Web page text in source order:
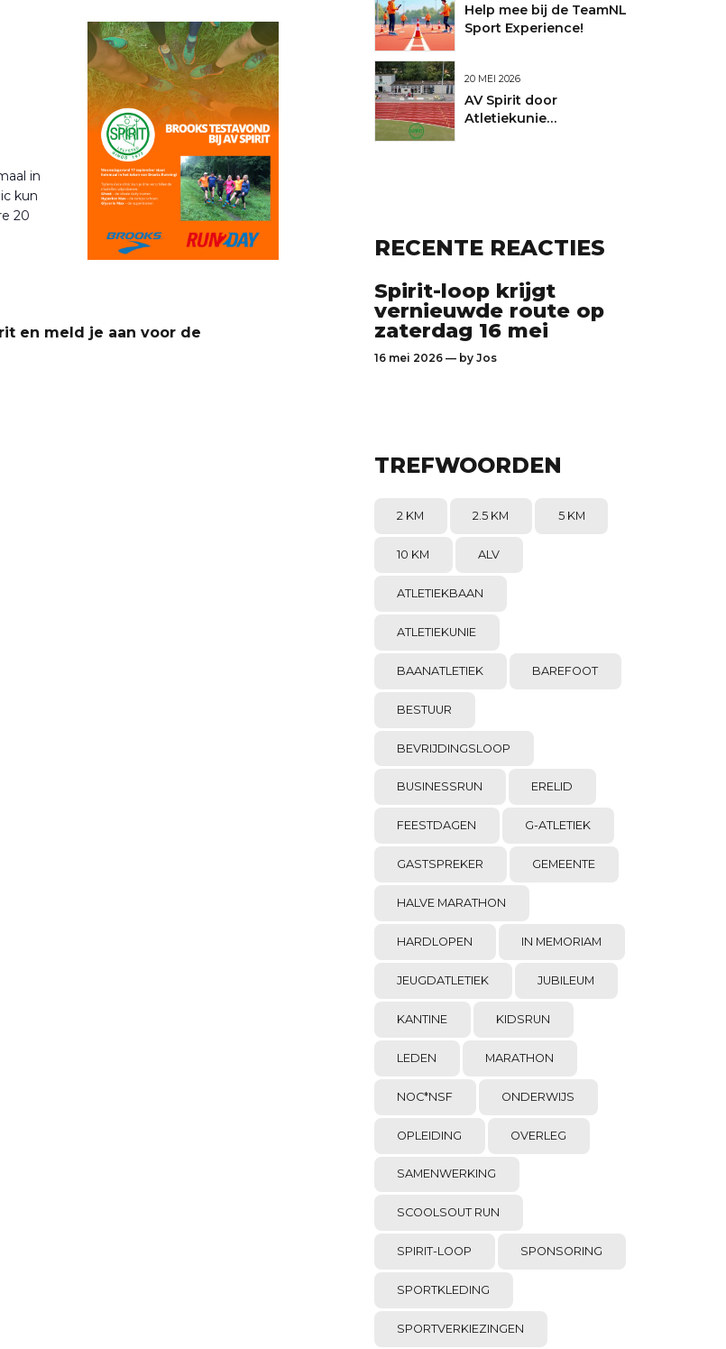
in
kun
20
en meld je aan voor de
Help mee bij de TeamNL
Sport Experience!
20 MEI 2026
AV Spirit door
Atletiekunie
RECENTE REACTIES
Spirit-loop krijgt
vernieuwde route op
zaterdag 16 mei
16 mei 2026 — by Jos
TREFWOORDEN
2 KM 2.5 KM 5 KM
10 KM ALV
ATLETIEKBAAN
ATLETIEKUNIE
BAANATLETIEK BAREFOOT
BESTUUR
BEVRIJDINGSLOOP
BUSINESSRUN ERELID
FEESTDAGEN G-ATLETIEK
GASTSPREKER GEMEENTE
HALVE MARATHON
HARDLOPEN IN MEMORIAM
JEUGDATLETIEK JUBILEUM
KANTINE KIDSRUN
LEDEN MARATHON
NOC*NSF ONDERWIJS
OPLEIDING OVERLEG
SAMENWERKING
SCOOLSOUT RUN
SPIRIT-LOOP SPONSORING
SPORTKLEDING
SPORTVERKIEZINGEN